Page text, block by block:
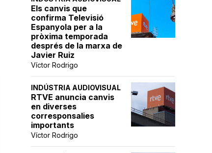
Els canvis que
confirma Televisió
Espanyola per a la
pròxima temporada
després de la marxa de
Javier Ruiz
Víctor Rodrigo
INDÚSTRIA AUDIOVISUAL
RTVE anuncia canvis
en diverses
corresponsalies
importants
Víctor Rodrigo